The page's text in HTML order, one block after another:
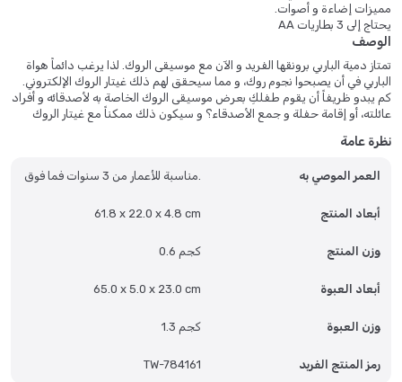
مميزات إضاءة و أصوات.
يحتاج إلى 3 بطاريات AA
الوصف
تمتاز دمية الباربي برونقها الفريد و الآن مع موسيقى الروك. لذا يرغب دائماً هواة
الباربي في أن يصبحوا نجوم روك، و مما سيحقق لهم ذلك غيتار الروك الإلكتروني.
كم يبدو ظريفاً أن يقوم طفلكِ بعرض موسيقى الروك الخاصة به لأصدقائه و أفراد
عائلته، أو إقامة حفلة و جمع الأصدقاء؟ و سيكون ذلك ممكناً مع غيتار الروك
حزام للكتف غير تقليدي بلون زهري و ميزة تحكم بدرجة الصوت و السرعة.
لكل فتاة.
نظرة عامة
العمر الموصي به مناسبة للأعمار من 3 سنوات فما فوق.
أبعاد المنتج 61.8 x 22.0 x 4.8 cm
وزن المنتج 0.6 كجم
أبعاد العبوة 65.0 x 5.0 x 23.0 cm
وزن العبوة 1.3 كجم
رمز المنتج الفريد TW-784161